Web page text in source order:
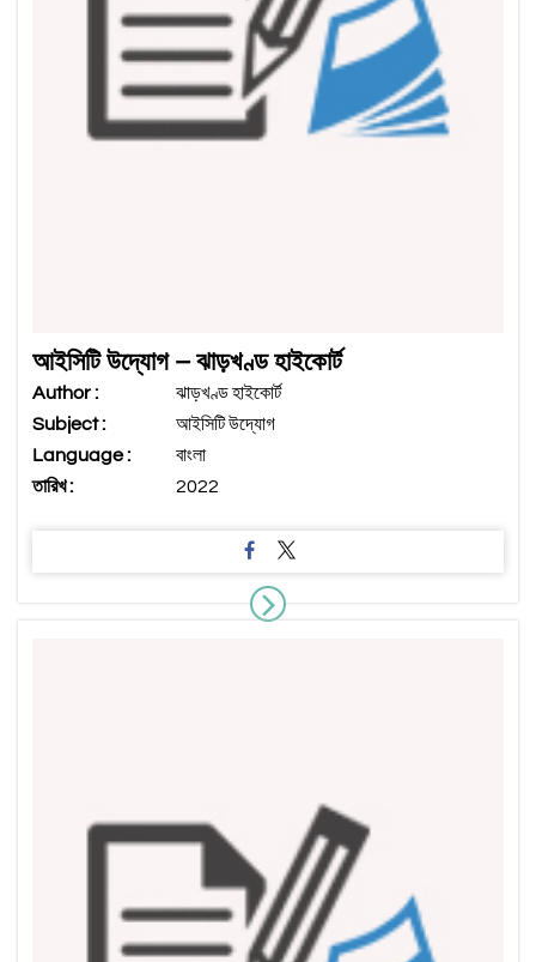
আইসিটি উদ্যোগ – ঝাড়খণ্ড হাইকোর্ট
Author :
ঝাড়খণ্ড হাইকোর্ট
Subject :
আইসিটি উদ্যোগ
Language :
বাংলা
তারিখ :
2022